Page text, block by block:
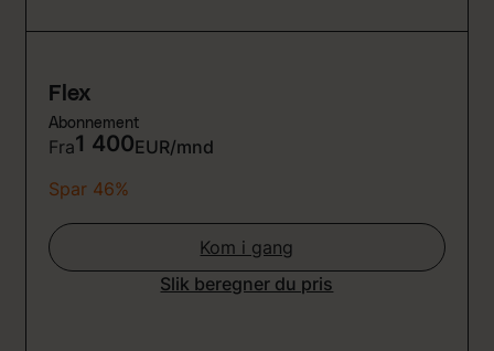
Flex
Abonnement
Fra1 400EUR/mnd
Spar 46%
Kom i gang
Slik beregner du pris